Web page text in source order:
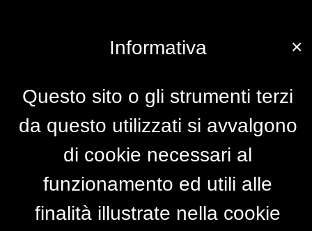
×
Informativa
Questo sito o gli strumenti terzi
da questo utilizzati si avvalgono
di cookie necessari al
funzionamento ed utili alle
finalità illustrate nella cookie